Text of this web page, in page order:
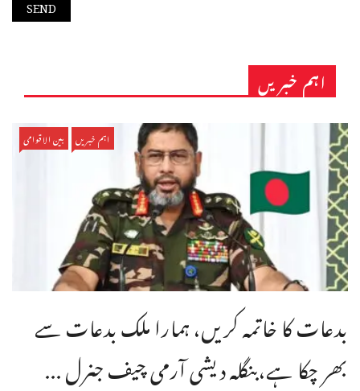
اہم خبریں
اہم خبریں بین الاقوامی
بدعات کا خاتمہ کریں، ہمارا ملک بدعات سے
بھر چکا ہے،بنگله دیشی آرمی چیف جنرل ...